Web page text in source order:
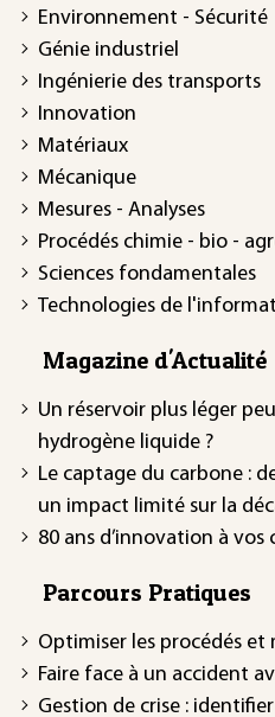
Environnement - Sécurité
Génie industriel
Ingénierie des transports
Innovation
Matériaux
Mécanique
Mesures - Analyses
Procédés chimie - bio -
Sciences fondamentales
Technologies de
Magazine d'Actualité
Un réservoir plus léger
hydrogène liquide ?
Le captage du carbone :
un impact limité sur la
80 ans d’innovation à vos
Parcours Pratiques
Optimiser les procédés et
Faire face à un accident
Gestion de crise :